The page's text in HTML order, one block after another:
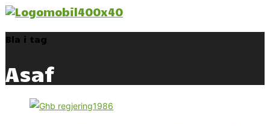
Bla i tag
Asaf